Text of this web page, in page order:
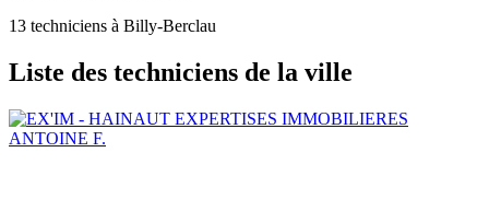
13 techniciens à Billy-Berclau
Liste des techniciens de la ville
ANTOINE F.